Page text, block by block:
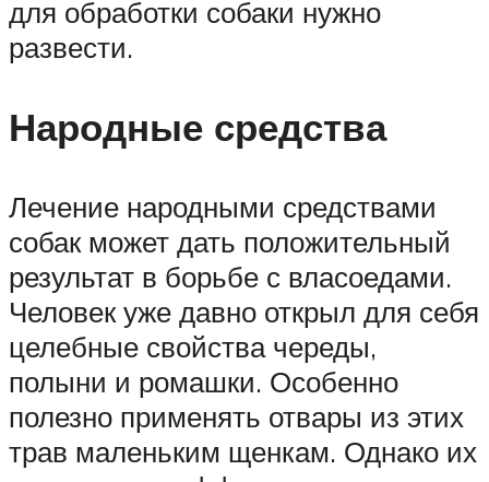
для обработки собаки нужно
развести.
Народные средства
Лечение народными средствами
собак может дать положительный
результат в борьбе с власоедами.
Человек уже давно открыл для себя
целебные свойства череды,
полыни и ромашки. Особенно
полезно применять отвары из этих
трав маленьким щенкам. Однако их